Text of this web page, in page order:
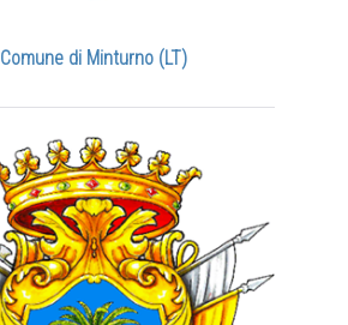
Comune di Minturno (LT)